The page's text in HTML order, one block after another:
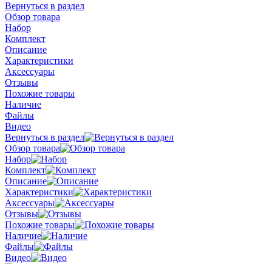
Вернуться в раздел
Обзор товара
Набор
Комплект
Описание
Характеристики
Аксессуары
Отзывы
Похожие товары
Наличие
Файлы
Видео
Вернуться в раздел
Обзор товара
Набор
Комплект
Описание
Характеристики
Аксессуары
Отзывы
Похожие товары
Наличие
Файлы
Видео